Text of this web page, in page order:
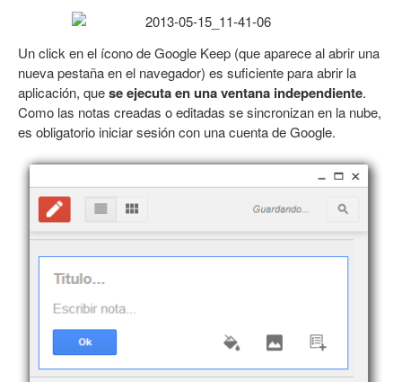
Un click en el ícono de Google Keep (que aparece al abrir una
nueva pestaña en el navegador) es suficiente para abrir la
aplicación, quese ejecuta en una ventana independiente.
Como las notas creadas o editadas se sincronizan en la nube,
es obligatorio iniciar sesión con una cuenta de Google.